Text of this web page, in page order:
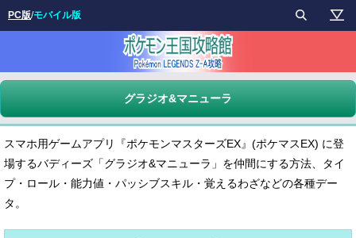
グラジオ&マニューラ
スマホ用ゲームアプリ『ポケモンマスターズEX』(ポケマスEX) に登
場するバディーズ「グラジオ&マニューラ」を仲間にする方法、タイ
プ・ロール・能力値・パッシブスキル・覚えるわざなどの各種デー
タ。
PC版/モバイル版